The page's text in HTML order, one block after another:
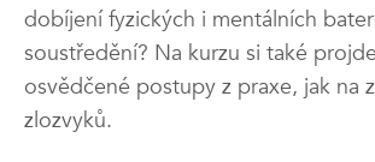
dobíjení fyzických i mentálních
soustředění? Na kurzu si také
osvědčené postupy z praxe, jak na
zlozvyků.